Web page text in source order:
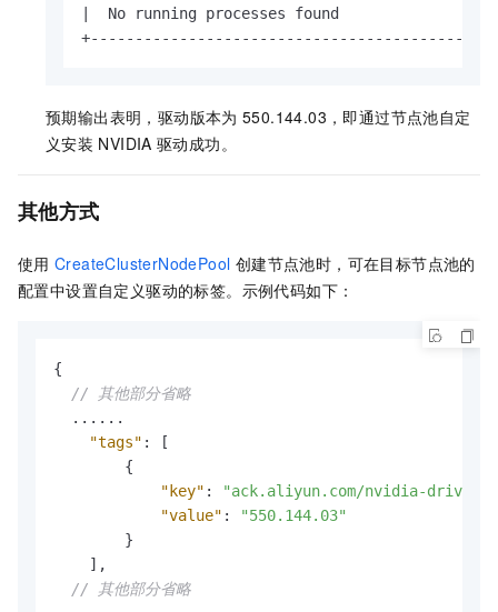
|  No running processes found
预期输出表明，驱动版本为 550.144.03，即通过节点池自定
义安装 NVIDIA 驱动成功。
其他方式
使用 CreateClusterNodePool 创建节点池时，可在目标节点池的
配置中设置自定义驱动的标签。示例代码如下：
{
// 其他部分省略
  ......
"tags" :
[
{
"key" :
"ack.aliyun.com/nvidia-driver-
"value" :
"550.144.03"
}
] ,
// 其他部分省略